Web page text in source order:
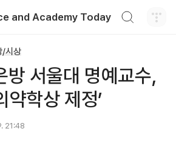
and Academy Today
/시상
방 서울대 명예교수,
약학상 제정’
21:48